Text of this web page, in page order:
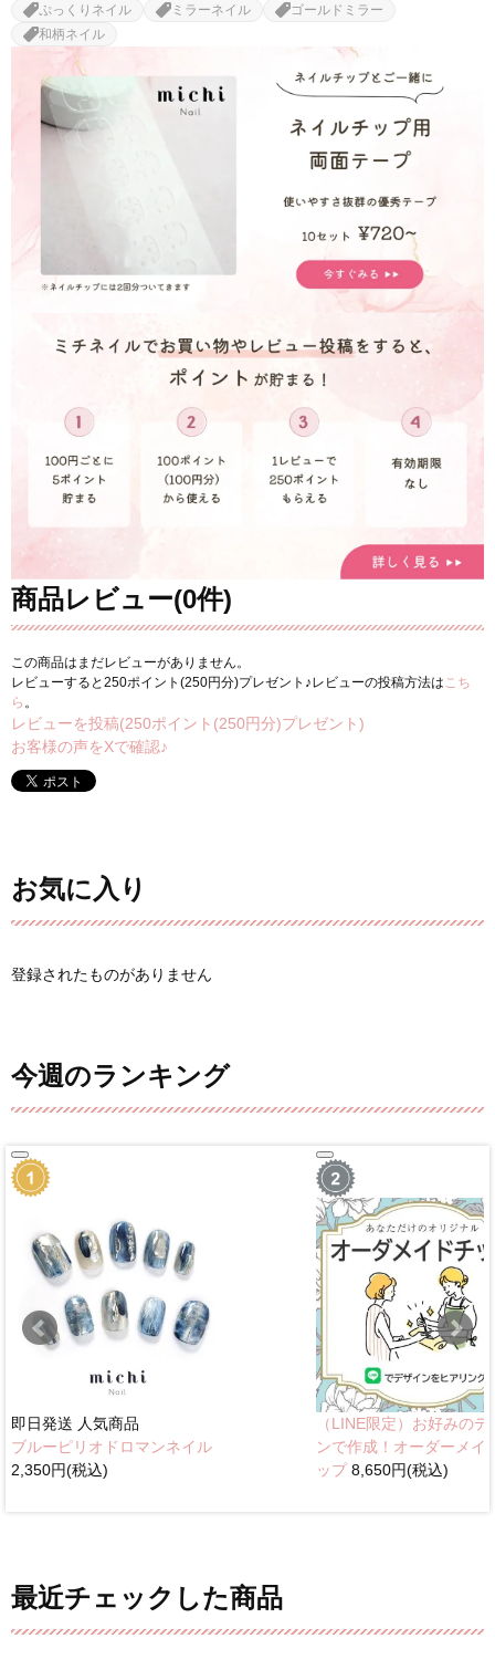
ぷっくりネイル ミラーネイル
ゴールドミラー
和柄ネイル
商品レビュー(0件)
この商品はまだレビューがありません。
レビューすると250ポイント(250円分)プレゼント♪レビューの投稿方法は こち
ら 。
レビューを投稿(250ポイント(250円分)プレゼント)
お客様の声をXで確認♪
お気に入り
登録されたものがありません
今週のランキング
即日発送 人気商品
ブルーピリオドロマンネイル
2,350円(税込)
（LINE限定）お好みのデ
ンで作成！オーダーメイ
ップ8,650円(税込)
最近チェックした商品